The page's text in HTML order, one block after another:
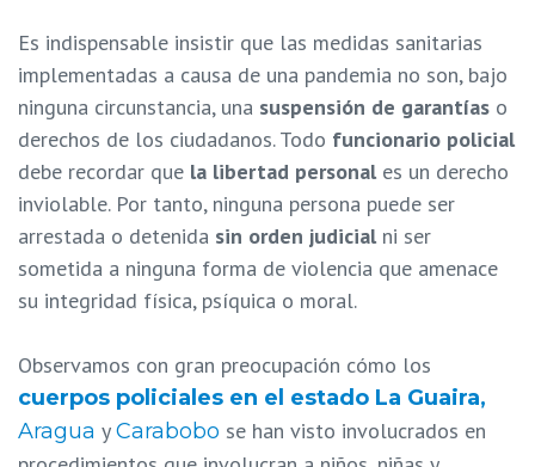
Es indispensable insistir que las medidas sanitarias
implementadas a causa de una pandemia no son, bajo
ninguna circunstancia, una suspensión de garantías o
derechos de los ciudadanos. Todo funcionario policial
debe recordar que la libertad personales un derecho
inviolable. Por tanto, ninguna persona puede ser
arrestada o detenida sin orden judicialni ser
sometida a ninguna forma de violencia que amenace
su integridad física, psíquica o moral.
Observamos con gran preocupación cómo los
cuerpos policiales en el estado La Guaira,
Aragua yCarabobo se han visto involucrados en